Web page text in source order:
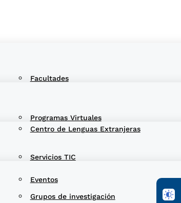
Facultades
Centro de Lenguas Extranjeras
Eventos
Programas Virtuales
Servicios TIC
Grupos de investigación